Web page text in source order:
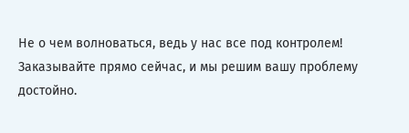
Не о чем волноваться, ведь у нас все под контролем!
Заказывайте прямо сейчас, и мы решим вашу проблему
достойно.